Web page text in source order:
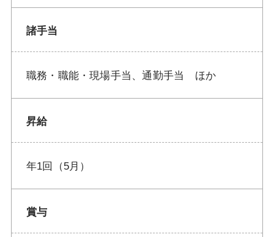
諸手当
職務・職能・現場手当、通勤手当 ほか
昇給
年1回（5月）
賞与